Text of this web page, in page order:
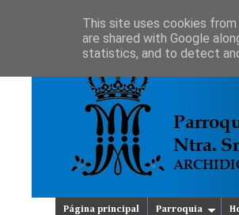
Página principal Parroquia
This site uses cookies
are shared with Google
statistics, and to detect